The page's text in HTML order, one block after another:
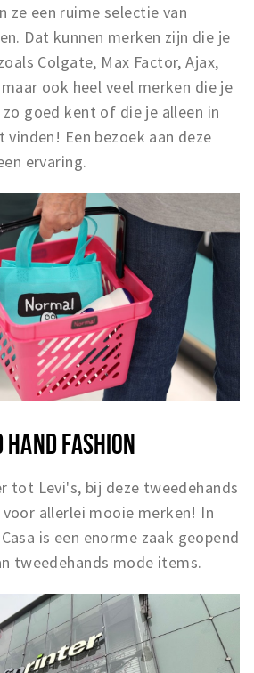
ze een ruime selectie van
Dat kunnen merken zijn die je
Colgate, Max Factor, Ajax,
ook heel veel merken die je
goed kent of die je alleen in
Een bezoek aan deze
ervaring.
HAND FASHION
tot Levi's, bij deze tweedehands
allerlei mooie merken! In
is een enorme zaak geopend
tweedehands mode items.